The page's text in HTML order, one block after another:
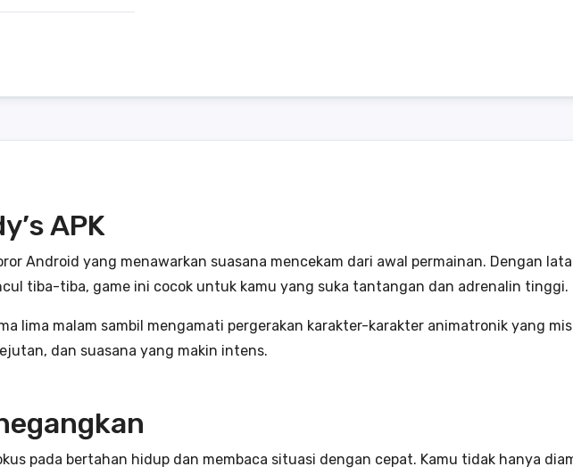
APK
Android yang menawarkan suasana mencekam dari awal permainan. Dengan
tiba-tiba, game ini cocok untuk kamu yang suka tantangan dan adrenalin tinggi.
lima malam sambil mengamati pergerakan karakter-karakter animatronik yang
dan suasana yang makin intens.
pada bertahan hidup dan membaca situasi dengan cepat. Kamu tidak hanya